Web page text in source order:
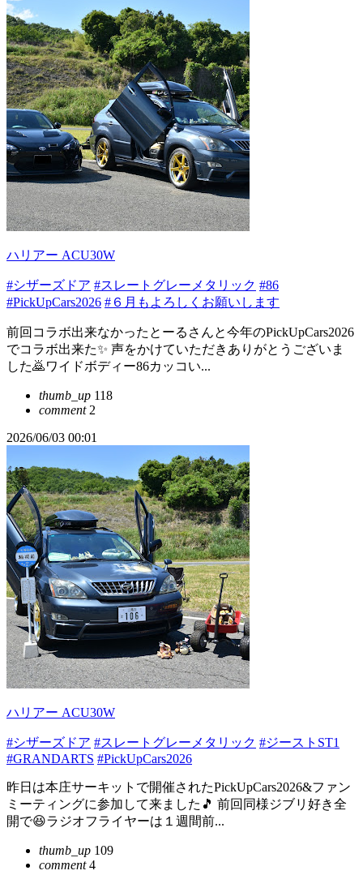
ハリアー ACU30W
#シザーズドア #スレートグレーメタリック #86
#PickUpCars2026 #６月もよろしくお願いします
前回コラボ出来なかったとーるさんと今年のPickUpCars2026
でコラボ出来た✨ 声をかけていただきありがとうございま
した🙇ワイドボディー86カッコい...
thumb_up 118
comment2
2026/06/03 00:01
ハリアー ACU30W
#シザーズドア #スレートグレーメタリック #ジーストST1
#GRANDARTS #PickUpCars2026
昨日は本庄サーキットで開催されたPickUpCars2026&ファン
ミーティングに参加して来ました🎵 前回同様ジブリ好き全
開で😆ラジオフライヤーは１週間前...
thumb_up 109
comment4